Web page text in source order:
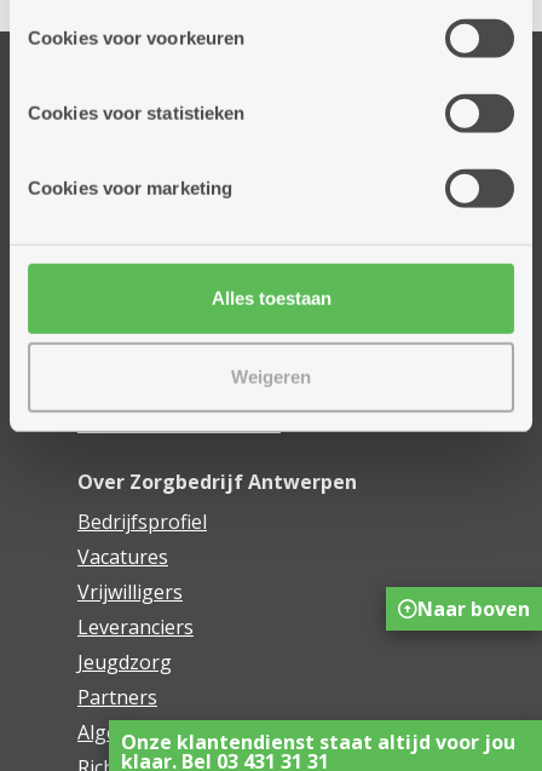
informatie over jouw (geanonimiseerd) gebruik van onze
partners kunnen deze gegevens combineren met andere
Cookies voor voorkeuren
Cookies voor statistieken
Cookies voor marketing
Alles toestaan
Weigeren
Onze klantendienst staat altijd voor jou
klaar. Bel 03 431 31 31
Thuisdiensten
Assistentiewoningen
Mijn Zorgbedrijf
Onze innovaties
Over Zorgbedrijf Antwerpen
Bedrijfsprofiel
Vacatures
Vrijwilligers
Leveranciers
Jeugdzorg
Partners
Algemene voorwaarden
Naar boven